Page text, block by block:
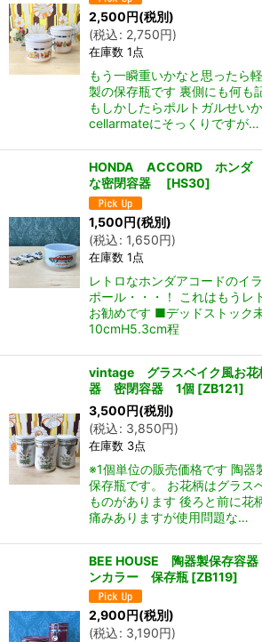
2,500円(税別)
(税込: 2,750円)
在庫数 1点
もう一瞬重いかなと思ったら
製の保存瓶です 裏側にも何も
もしかしたらポルトガルせい
cellarmateにそっくりですが…
HONDA ACCORD ホンダ
な密閉容器
[HS30]
1,500円(税別)
(税込: 1,650円)
在庫数 1点
レトロなホンダアコードのイ
ポール・・・！ これはもうレ
お勧めです ■デッドストック
10cmH5.3cm程
vintage グラスベイク風お花
器 密閉容器 1個 [ZB121]
3,500円(税別)
(税込: 3,850円)
在庫数 3点
※1個単位の販売価格です 陶器
保存瓶です。 お花柄はグラス
ものがあります 後ろと前に花
痛みありますが使用問題な…
BEE HOUSE 陶器製保存容
ンカラー 保存瓶 [ZB119]
2,900 円(税別)
(税込: 3,190円)